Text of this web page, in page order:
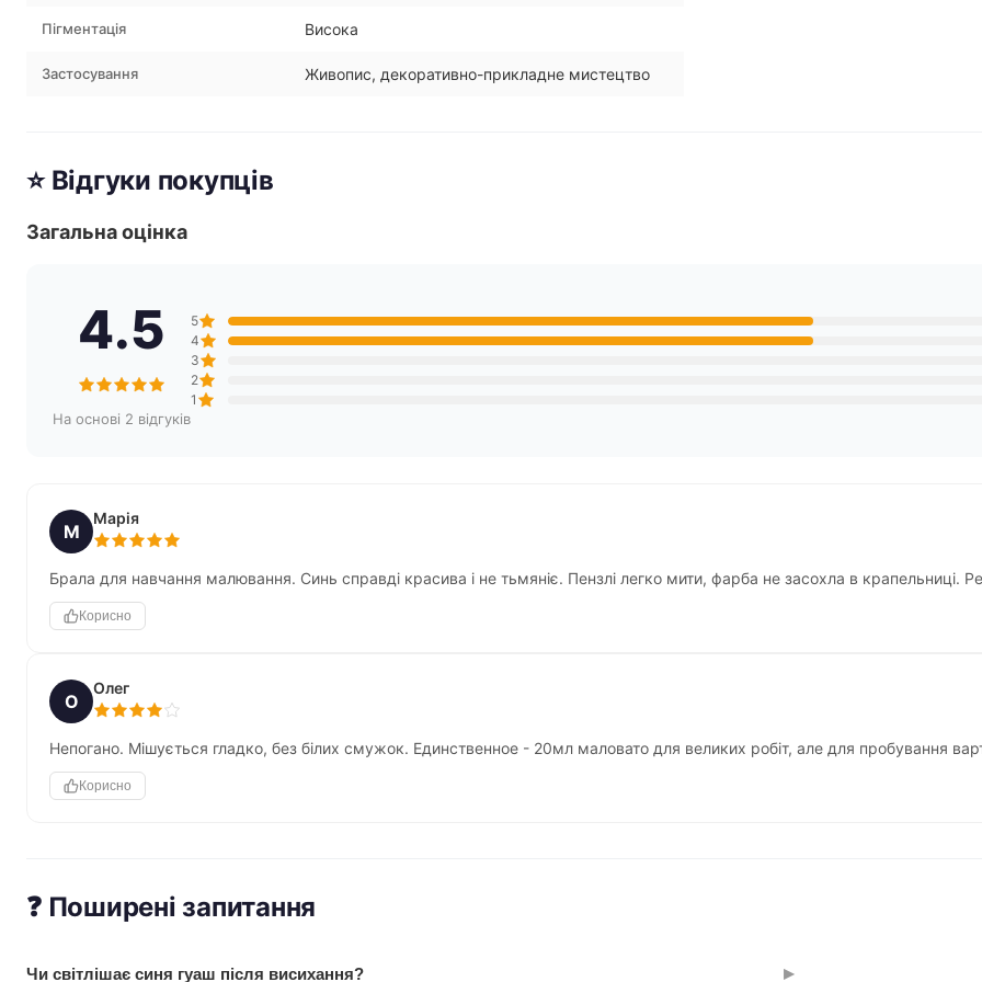
Пігментація Висока
Застосування Живопис, декоративно-прикладне мистецтво
⭐ Відгуки покупців
Загальна оцінка
4.5
На основі 2 відгуків
5
4
3
2
1
М
Марія
Брала для навчання малювання. Синь справді красива і не тьмяніє. Пензлі легко мити, фарба не засохла в крапельниці.
Корисно
О
Олег
Непогано. Мішується гладко, без білих смужок. Единственное - 20мл маловато для великих робіт, але для пробування
Корисно
❓ Поширені запитання
Чи світлішає синя гуаш після висихання? ▸